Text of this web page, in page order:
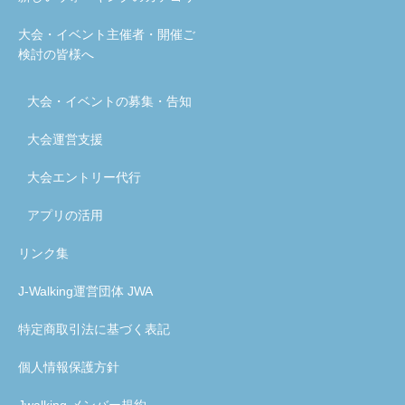
大会・イベント主催者・開催ご
検討の皆様へ
大会・イベントの募集・告知
大会運営支援
大会エントリー代行
アプリの活用
リンク集
J-Walking運営団体 JWA
特定商取引法に基づく表記
個人情報保護方針